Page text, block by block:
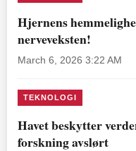
Hjernens
nerveveksten!
March 6, 2026 3:22 AM
TEKNOLOGI
Havet beskytter
forskning avslørt